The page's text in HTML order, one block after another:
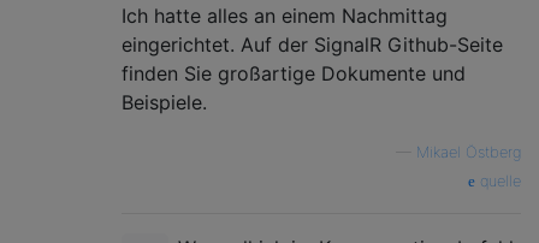
Ich hatte alles an einem Nachmittag
eingerichtet. Auf der SignalR Github-Seite
finden Sie großartige Dokumente und
Beispiele.
Mikael Östberg
quelle